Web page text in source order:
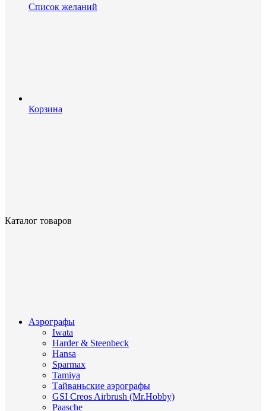
Список желаний
Корзина
Каталог товаров
Аэрографы
Iwata
Harder & Steenbeck
Hansa
Sparmax
Tamiya
Тайваньские аэрографы
GSI Creos Airbrush (Mr.Hobby)
Paasche